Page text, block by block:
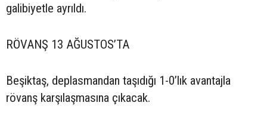
galibiyetle ayrıldı.
RÖVANŞ 13 AĞUSTOS’TA
Beşiktaş, deplasmandan taşıdığı 1-0’lık avantajla
rövanş karşılaşmasına çıkacak.